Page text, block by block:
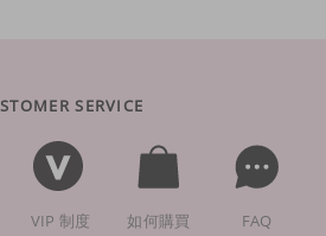
SERVICE
VIP 制度 如何購買 FAQ